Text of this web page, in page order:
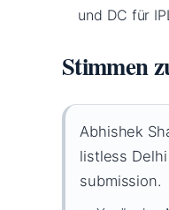
und DC für
Stimmen
Abhishek
listless
submission.